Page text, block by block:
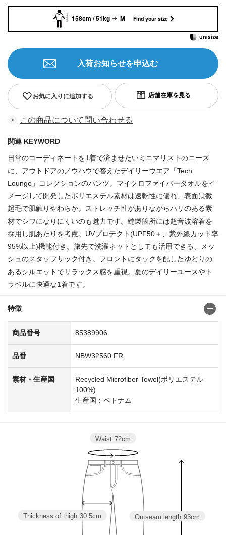
お気に入りに追加する
入荷お知らせを申込む
この商品について問い合わせる
関連 KEYWORD
日常のコーディネートを1着で済ませたいミニマリストのニーズ
に、アウトドアのノウハウで答えたデイリーウエア「Tech
Lounge」コレクションのパンツ。マイクロファイバータオルをイ
メージして開発したポリエステル素材は速乾性に優れ、表面は微
起毛で肌触りやわらか。ストレッチ性がありながらハリのある素
材でシワになりにくいのも魅力です。縫製箇所には超音波溶着を
採用し肌あたりを考慮。UVプロテクト(UPF50＋、紫外線カット率
95%以上)機能付き。旅先で洗濯ネットとしても活用できる、メッ
シュのスタッフサック付き。フロントにタックを配したゆとりの
あるシルエットでリラックス感を重視。夏のデイリーユースやト
ラベルに快適な1着です。
特徴
商品番号 85389906
品番 NBW32560 FR
素材・生産国
Recycled Microfiber Towel(ポリエステル
100%)
生産国：ベトナム
158cm / 51kg M Find your size
Outseam length 93cm
Thickness of thigh 30.5cm
Waist 72cm